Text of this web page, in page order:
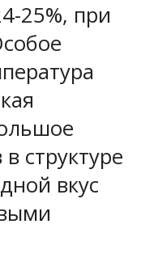
25%, при
структуре
вкус